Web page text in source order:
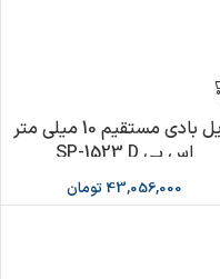
دریل بادی مستقیم 10 میلی متر
اس پی SP-1523 D
43,056,000 تومان